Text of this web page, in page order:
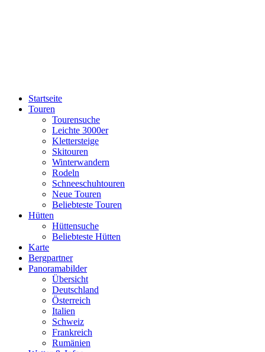
Startseite
Touren
Tourensuche
Leichte 3000er
Klettersteige
Skitouren
Winterwandern
Rodeln
Schneeschuhtouren
Neue Touren
Beliebteste Touren
Hütten
Hüttensuche
Beliebteste Hütten
Karte
Bergpartner
Panoramabilder
Übersicht
Deutschland
Österreich
Italien
Schweiz
Frankreich
Rumänien